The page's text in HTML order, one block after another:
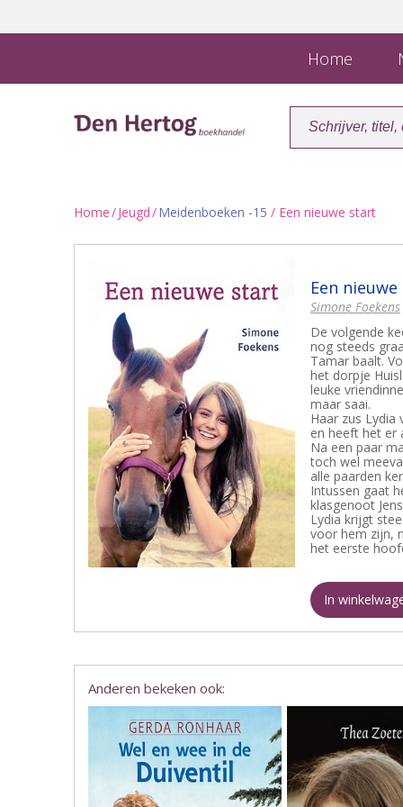
Home
Home/Jeugd/Meidenboeken -15 / Een nieuwe start
Een
Simone Foekens
De volgende
nog steeds
Tamar baalt.
het dorpje
leuke
maar saai.
Haar zus Lydia
en heeft het er
Na een paar
toch wel
alle paarden
Intussen gaat
klasgenoot
Lydia krijgt
voor hem zijn,
het eerste
In
Anderen bekeken ook: